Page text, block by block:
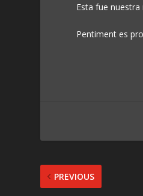
Esta fue
Pentiment es
PREVIOUS